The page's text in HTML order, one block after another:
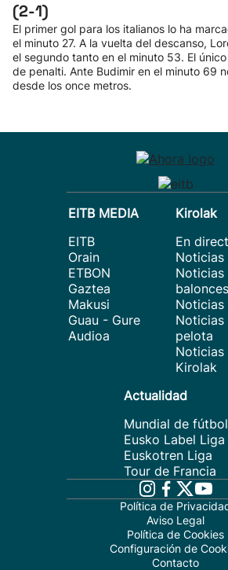
(2-1)
El primer gol para los italianos lo ha
el minuto 27. A la vuelta del descanso,
el segundo tanto en el minuto 53. El
de penalti. Ante Budimir en el minuto 69
desde los once metros.
EITB MEDIA
EITB
Orain
ETBON
Gaztea
Makusi
Guau - Gure
Audioa
Kirolak
En
Noticias
Noticias
Noticias
pelota
Noticias
Kirolak
Actualidad
Mundial de fútbol
Eusko Label Liga
Euskotren Liga
Tour de Francia
Política de
Aviso Legal
Política de Cookies
Configuración de
Contacto